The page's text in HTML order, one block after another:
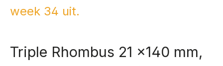
week 34 uit.
Triple Rhombus 21 x140 mm,